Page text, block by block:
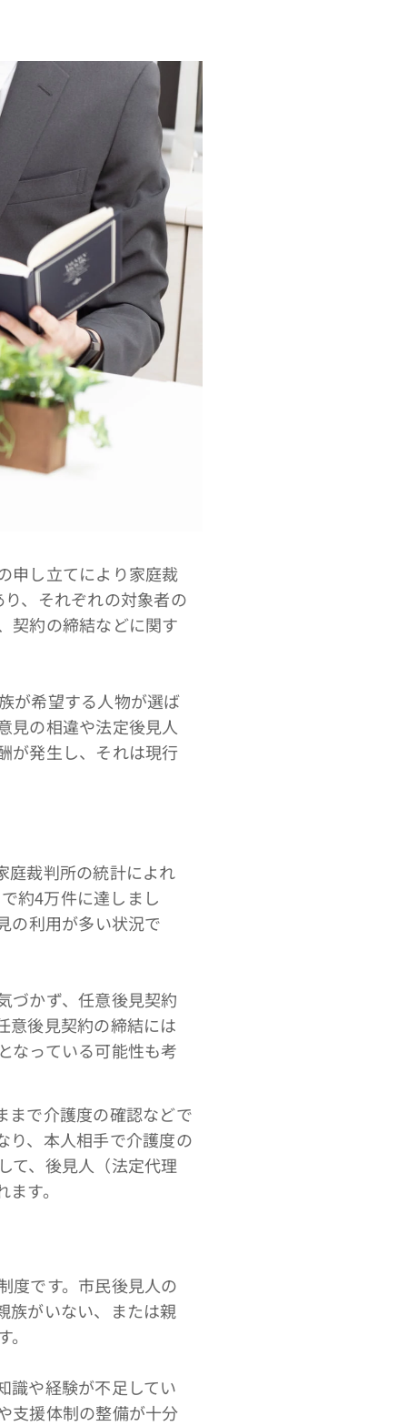
申し立てにより家庭裁
、それぞれの対象者の
契約の締結などに関す
が希望する人物が選ば
見の相違や法定後見人
が発生し、それは現行
裁判所の統計によれ
約4万件に達しまし
の利用が多い状況で
かず、任意後見契約
意後見契約の締結には
なっている可能性も考
で介護度の確認などで
り、本人相手で介護度の
て、後見人（法定代理
す。
です。市民後見人の
族がいない、または親
や経験が不足してい
支援体制の整備が十分